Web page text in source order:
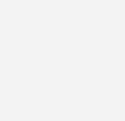
mit Roland von
vom Sonneberger